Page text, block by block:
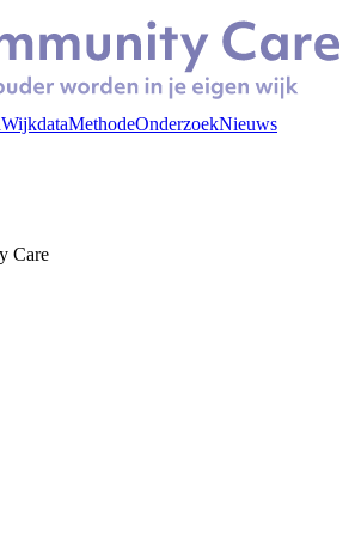
WijkdataMethodeOnderzoekNieuws
Care